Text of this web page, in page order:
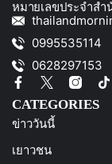
หมายเลขประจำสำ
0995535114
0628297153
CATEGORIES
ข่าววันนี้
เยาวชน